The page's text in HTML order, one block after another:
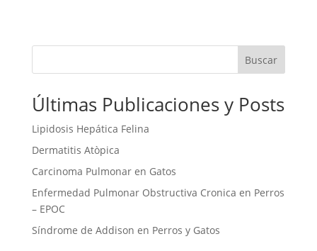
Buscar
Últimas Publicaciones y Posts
Lipidosis Hepática Felina
Dermatitis Atòpica
Carcinoma Pulmonar en Gatos
Enfermedad Pulmonar Obstructiva Cronica en Perros
– EPOC
Síndrome de Addison en Perros y Gatos